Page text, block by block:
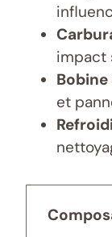
impact
Bobine
et